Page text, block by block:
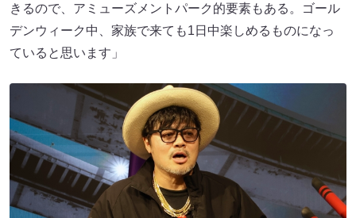
きるので、アミューズメントパーク的要素もある。ゴール
デンウィーク中、家族で来ても1日中楽しめるものになっ
ていると思います」